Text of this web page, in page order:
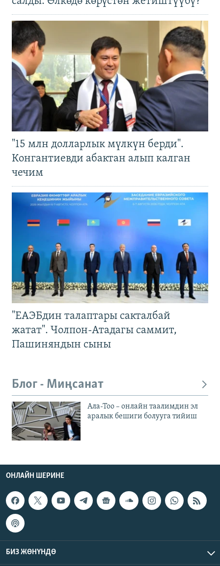
"15 млн долларлык мүлкүн берди".
Конгантиевди абактан алып калган
чечим
"ЕАЭБдин талаптары сакталбай
жатат". Чолпон-Атадагы саммит,
Пашиняндын сыны
Блог - Миңсанат
Ала-Тоо – онлайн таалимдин эл
аралык бешиги болууга тийиш
ОНЛАЙН ШЕРИНЕ
БИЗ ЖӨНҮНДӨ